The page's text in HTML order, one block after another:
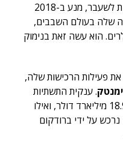
, נשיא ארצות הברית לשעבר, מנע ב-2018
שלה בעולם השבבים,
דולרים. הוא עשה זאת בנימוק
פעילות הרכישות שלה,
. ענקית התשתיות
והאבטחה נרכשה ב-2018 תמורת 18.9 מיליארד דולר, ואילו
על ידי ברודקום